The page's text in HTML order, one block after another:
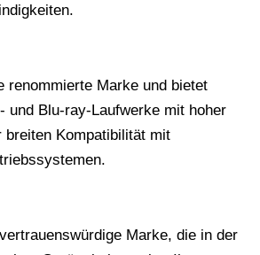
renommierte Marke und bietet
und Blu-ray-Laufwerke mit hoher
breiten Kompatibilität mit
Marke, die in der